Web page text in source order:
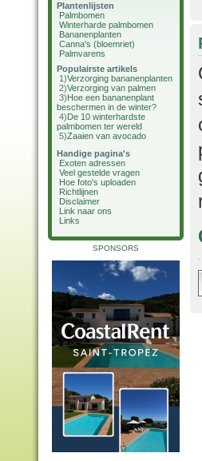
Plantenlijsten
Palmbomen
Winterharde palmbomen
Bananenplanten
Canna's (bloemriet)
Palmvarens
Populairste artikels
1)Verzorging bananenplanten
2)Verzorging van palmen
3)Hoe een bananenplant
beschermen in de winter?
4)De 10 winterhardste
palmbomen ter wereld
5)Zaaien van avocado
Handige pagina's
Exoten adressen
Veel gestelde vragen
Hoe foto's uploaden
Richtlijnen
Disclaimer
Link naar ons
Links
SPONSORS